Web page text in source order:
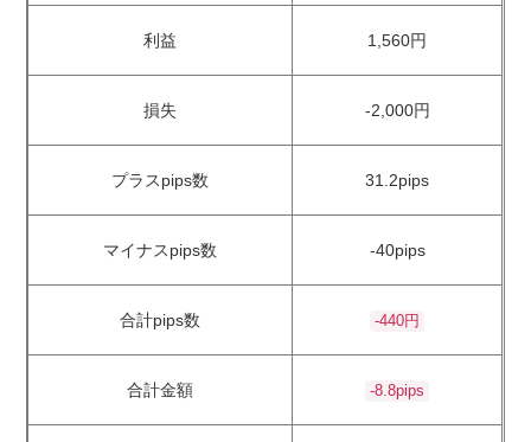
利益 1,560円
損失 -2,000円
プラスpips数 31.2pips
マイナスpips数 -40pips
合計pips数 -440円
合計金額 -8.8pips